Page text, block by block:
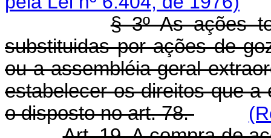
§ 3º As ações
substituidas por ações de
ou a assembléia geral
estabelecer os direitos que a
o disposto no art. 78.